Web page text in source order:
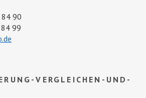
90
99
VERGLEICHEN-UND-